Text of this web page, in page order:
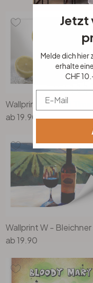
Wallprint Cocktail Time 2
ab19.90
ab19.90
Jetzt
Melde dich hier
erhalte
CHF
Email